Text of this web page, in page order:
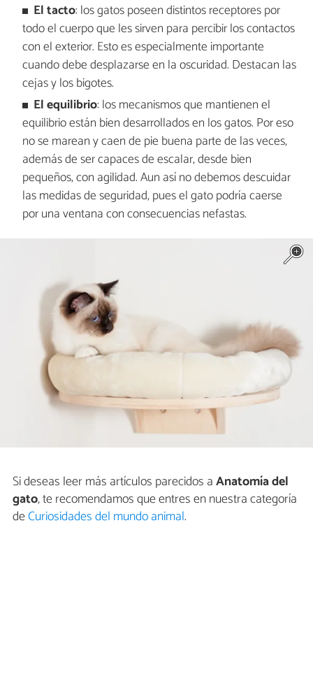
El tacto: los gatos poseen distintos receptores por
todo el cuerpo que les sirven para percibir los contactos
con el exterior. Esto es especialmente importante
cuando debe desplazarse en la oscuridad. Destacan las
cejas y los bigotes.
El equilibrio: los mecanismos que mantienen el
equilibrio están bien desarrollados en los gatos. Por eso
no se marean y caen de pie buena parte de las veces,
además de ser capaces de escalar, desde bien
pequeños, con agilidad. Aun así no debemos descuidar
las medidas de seguridad, pues el gato podría caerse
por una ventana con consecuencias nefastas.
Si deseas leer más artículos parecidos aAnatomía del
gato, te recomendamos que entres en nuestra categoría
deCuriosidades del mundo animal.